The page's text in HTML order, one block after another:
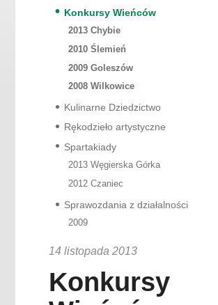
Konkursy Wieńców
2013 Chybie
2010 Ślemień
2009 Goleszów
2008 Wilkowice
Kulinarne Dziedzictwo
Rękodzieło artystyczne
Spartakiady
2013 Węgierska Górka
2012 Czaniec
Sprawozdania z działalności
2009
14 listopada 2013
Konkursy